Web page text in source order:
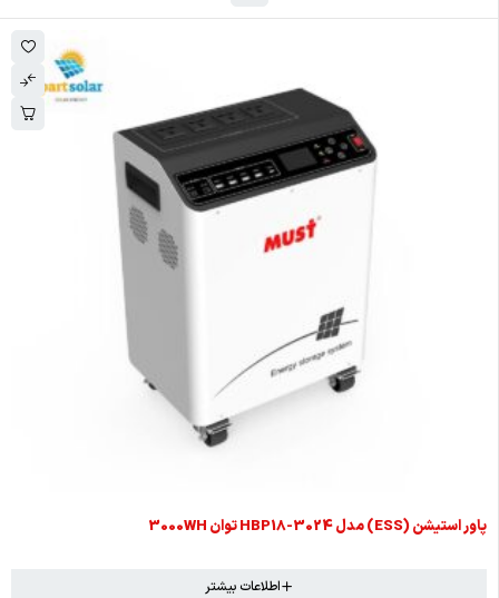
پاور استیشن (ESS) مدل HBP18-3024 توان 3000WH
اطلاعات بیشتر